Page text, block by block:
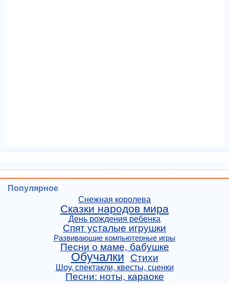
Популярное
Снежная королева
Сказки народов мира
День рождения ребенка
Спят усталые игрушки
Развивающие компьютерные игры
Песни о маме, бабушке
Обучалки Стихи
Шоу, спектакли, квесты, сценки
Песни: ноты, караоке